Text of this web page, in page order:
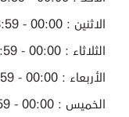
الاثنين : 00:00 - 23:59
الثلاثاء : 00:00 - 23:59
الأربعاء : 00:00 - 23:59
الخميس : 00:00 - 23:59